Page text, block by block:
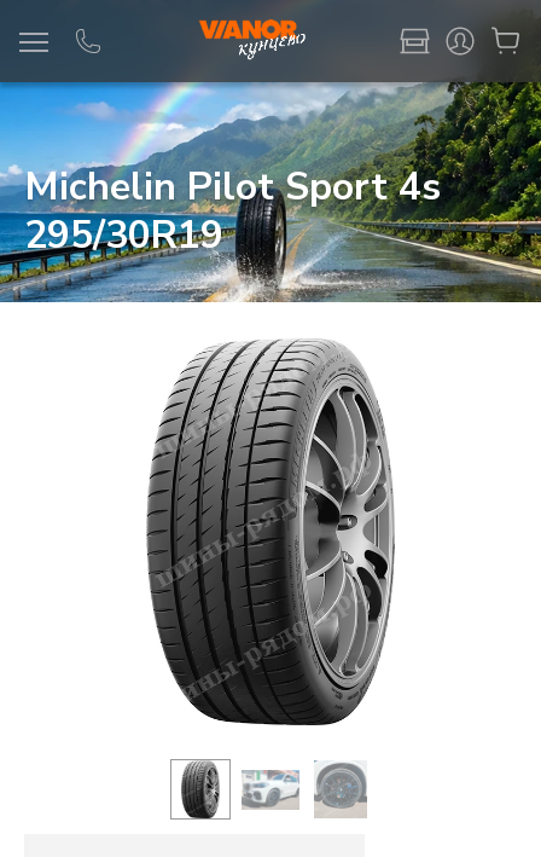
Michelin Pilot Sport 4s
295/30R19
Информация Фото товара